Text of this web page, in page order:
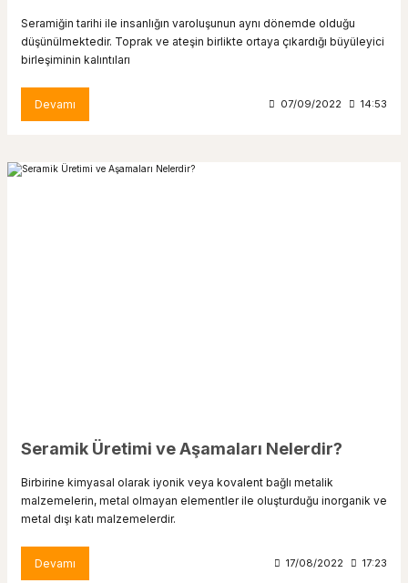
Seramiğin tarihi ile insanlığın varoluşunun aynı dönemde olduğu
düşünülmektedir. Toprak ve ateşin birlikte ortaya çıkardığı büyüleyici
birleşiminin kalıntıları
Devamı 07/09/2022 14:53
Seramik Üretimi ve Aşamaları Nelerdir?
Birbirine kimyasal olarak iyonik veya kovalent bağlı metalik
malzemelerin, metal olmayan elementler ile oluşturduğu inorganik ve
metal dışı katı malzemelerdir.
Devamı 17/08/2022 17:23